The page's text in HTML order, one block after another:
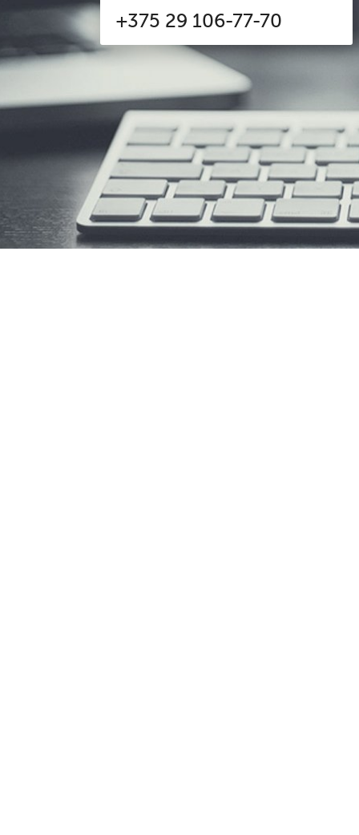
+375 29 106-77-70